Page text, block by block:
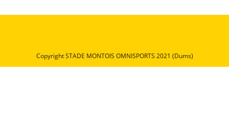
Copyright STADE MONTOIS OMNISPORTS 2021 (Dums)